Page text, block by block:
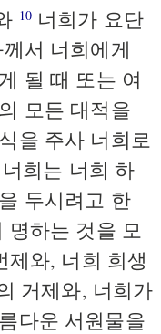
10너희가 요단
서 너희에게
될 때 또는 여
모든 대적을
을 주사 너희로
너희는 너희 하
두시려고 한
명하는 것을 모
제와, 너희 희생
거제와, 너희가
다운 서원물을